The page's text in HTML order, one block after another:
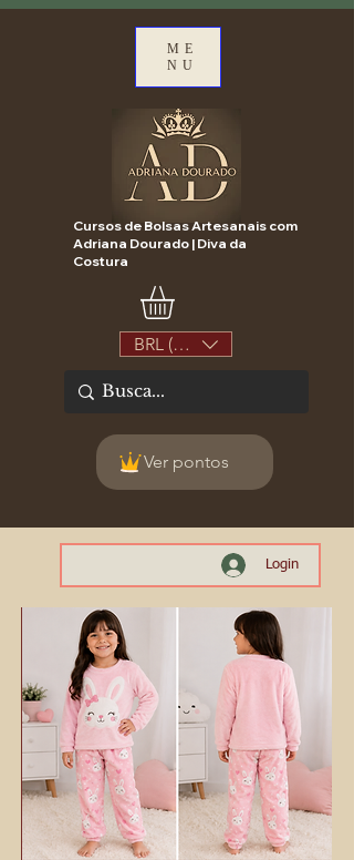
ME
NU
Cursos de Bolsas Artesanais com
Adriana Dourado | Diva da
Costura
BRL (R$)
Ver pontos
Login